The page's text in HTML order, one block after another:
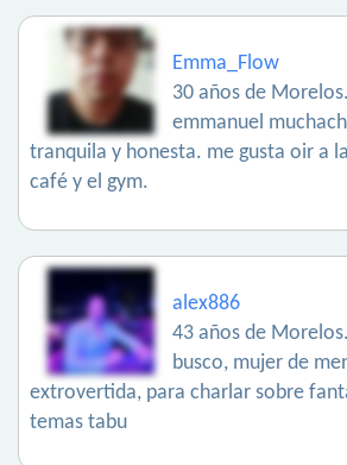
Emma_Flow
30 años de Morelos.
emmanuel
tranquila y honesta. me gusta oir a
café y el gym.
alex886
43 años de Morelos.
busco, mujer de
extrovertida, para charlar sobre
temas tabu